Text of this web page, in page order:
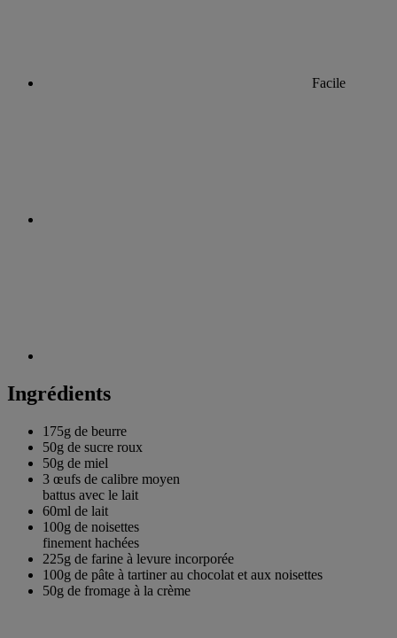
Facile
Ingrédients
175g de beurre
50g de sucre roux
50g de miel
3 œufs de calibre moyen
battus avec le lait
60ml de lait
100g de noisettes
finement hachées
225g de farine à levure incorporée
100g de pâte à tartiner au chocolat et aux noisettes
50g de fromage à la crème